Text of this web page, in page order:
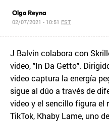
Olga Reyna
02/07/2021 - 10:51 EST
J Balvin colabora con
video, "In Da Getto".
video captura la energía
sigue al dúo a través de
video y el sencillo figura el
TikTok, Khaby Lame, uno